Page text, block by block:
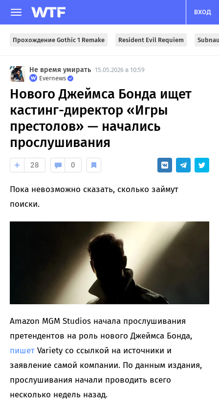
ВХОД
Прохождение Gothic 1 Remake Resident Evil Requiem
Не время умирать 15.05.2026 в 10:59
Evernews
Нового Джеймса Бонда ищет
кастинг-директор «Игры
престолов» — начались
прослушивания
28 0
Пока невозможно сказать, сколько займут
поиски.
Amazon MGM Studios начала прослушивания
претендентов на роль нового Джеймса Бонда,
пишет Variety со ссылкой на источники и
заявление самой компании. По данным издания,
прослушивания начали проводить всего
несколько недель назад.